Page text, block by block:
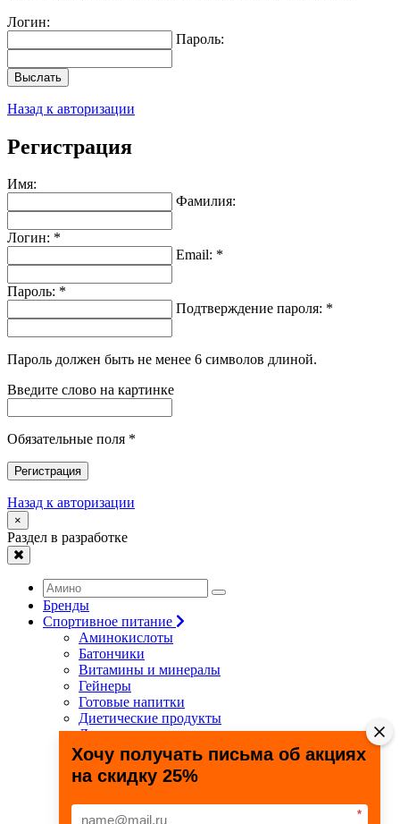
Логин:
Пароль:
Выслать
Назад к авторизации
Регистрация
Имя:
Фамилия:
Логин: *
Email: *
Пароль: *
Подтверждение пароля: *
Пароль должен быть не менее 6 символов длиной.
Введите слово на картинке
Обязательные поля *
Регистрация
Назад к авторизации
×
Раздел в разработке
Бренды
Спортивное питание
Аминокислоты
Батончики
Витамины и минералы
Гейнеры
Готовые напитки
Диетические продукты
Для связок и суставов
Жиросжигатели
Здоровье и долголетие
Креатин
Специальные препараты
Хочу получать письма об акциях
на скидку 25%
*